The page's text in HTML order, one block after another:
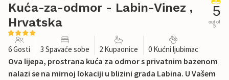
Kuća-za-odmor - Labin-Vinez ,
Hrvatska
5
out of
5
6 Gosti 3 Spavaće sobe 2 Kupaonice 0 Kućni ljubimac
Ova lijepa, prostrana kuća za odmor s privatnim bazenom
nalazi se na mirnoj lokaciji u blizini grada Labina. U Vašem